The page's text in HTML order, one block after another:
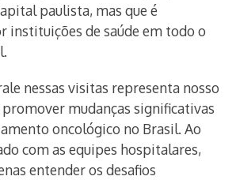
paulista, mas que é
instituições de saúde em todo o
nessas visitas representa nosso
mudanças significativas
oncológico no Brasil. Ao
com as equipes hospitalares,
entender os desafios